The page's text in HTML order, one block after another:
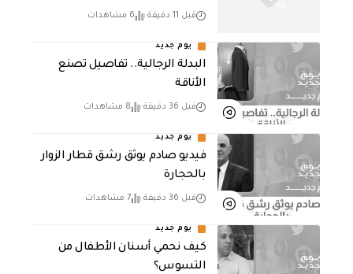
قبل 11 دقيقة 6 مشاهدات
يوم جديد
البدلة الرجالية.. تفاصيل تصنع
الأناقة
قبل 36 دقيقة 8 مشاهدات
يوم جديد
فيديو صادم يوثق رشق قطار الزوار
بالحجارة
قبل 36 دقيقة 7 مشاهدات
يوم جديد
كيف نحمي أسنان الأطفال من
التسوس؟